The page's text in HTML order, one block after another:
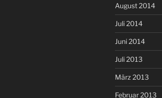
August 2014
Juli 2014
Juni 2014
Juli 2013
März 2013
Februar 2013